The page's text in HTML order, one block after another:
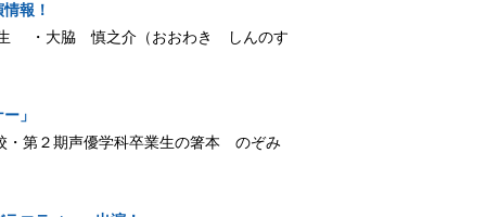
報！
生 ・大脇 慎之介（おおわき しんのす
」
第２期声優学科卒業生の箸本 のぞみ